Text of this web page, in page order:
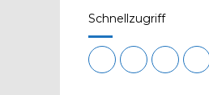
Schnellzugriff